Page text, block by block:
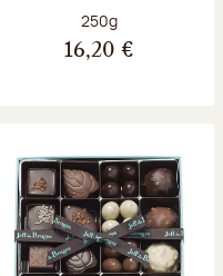
Poids net :
250g
16,20 €